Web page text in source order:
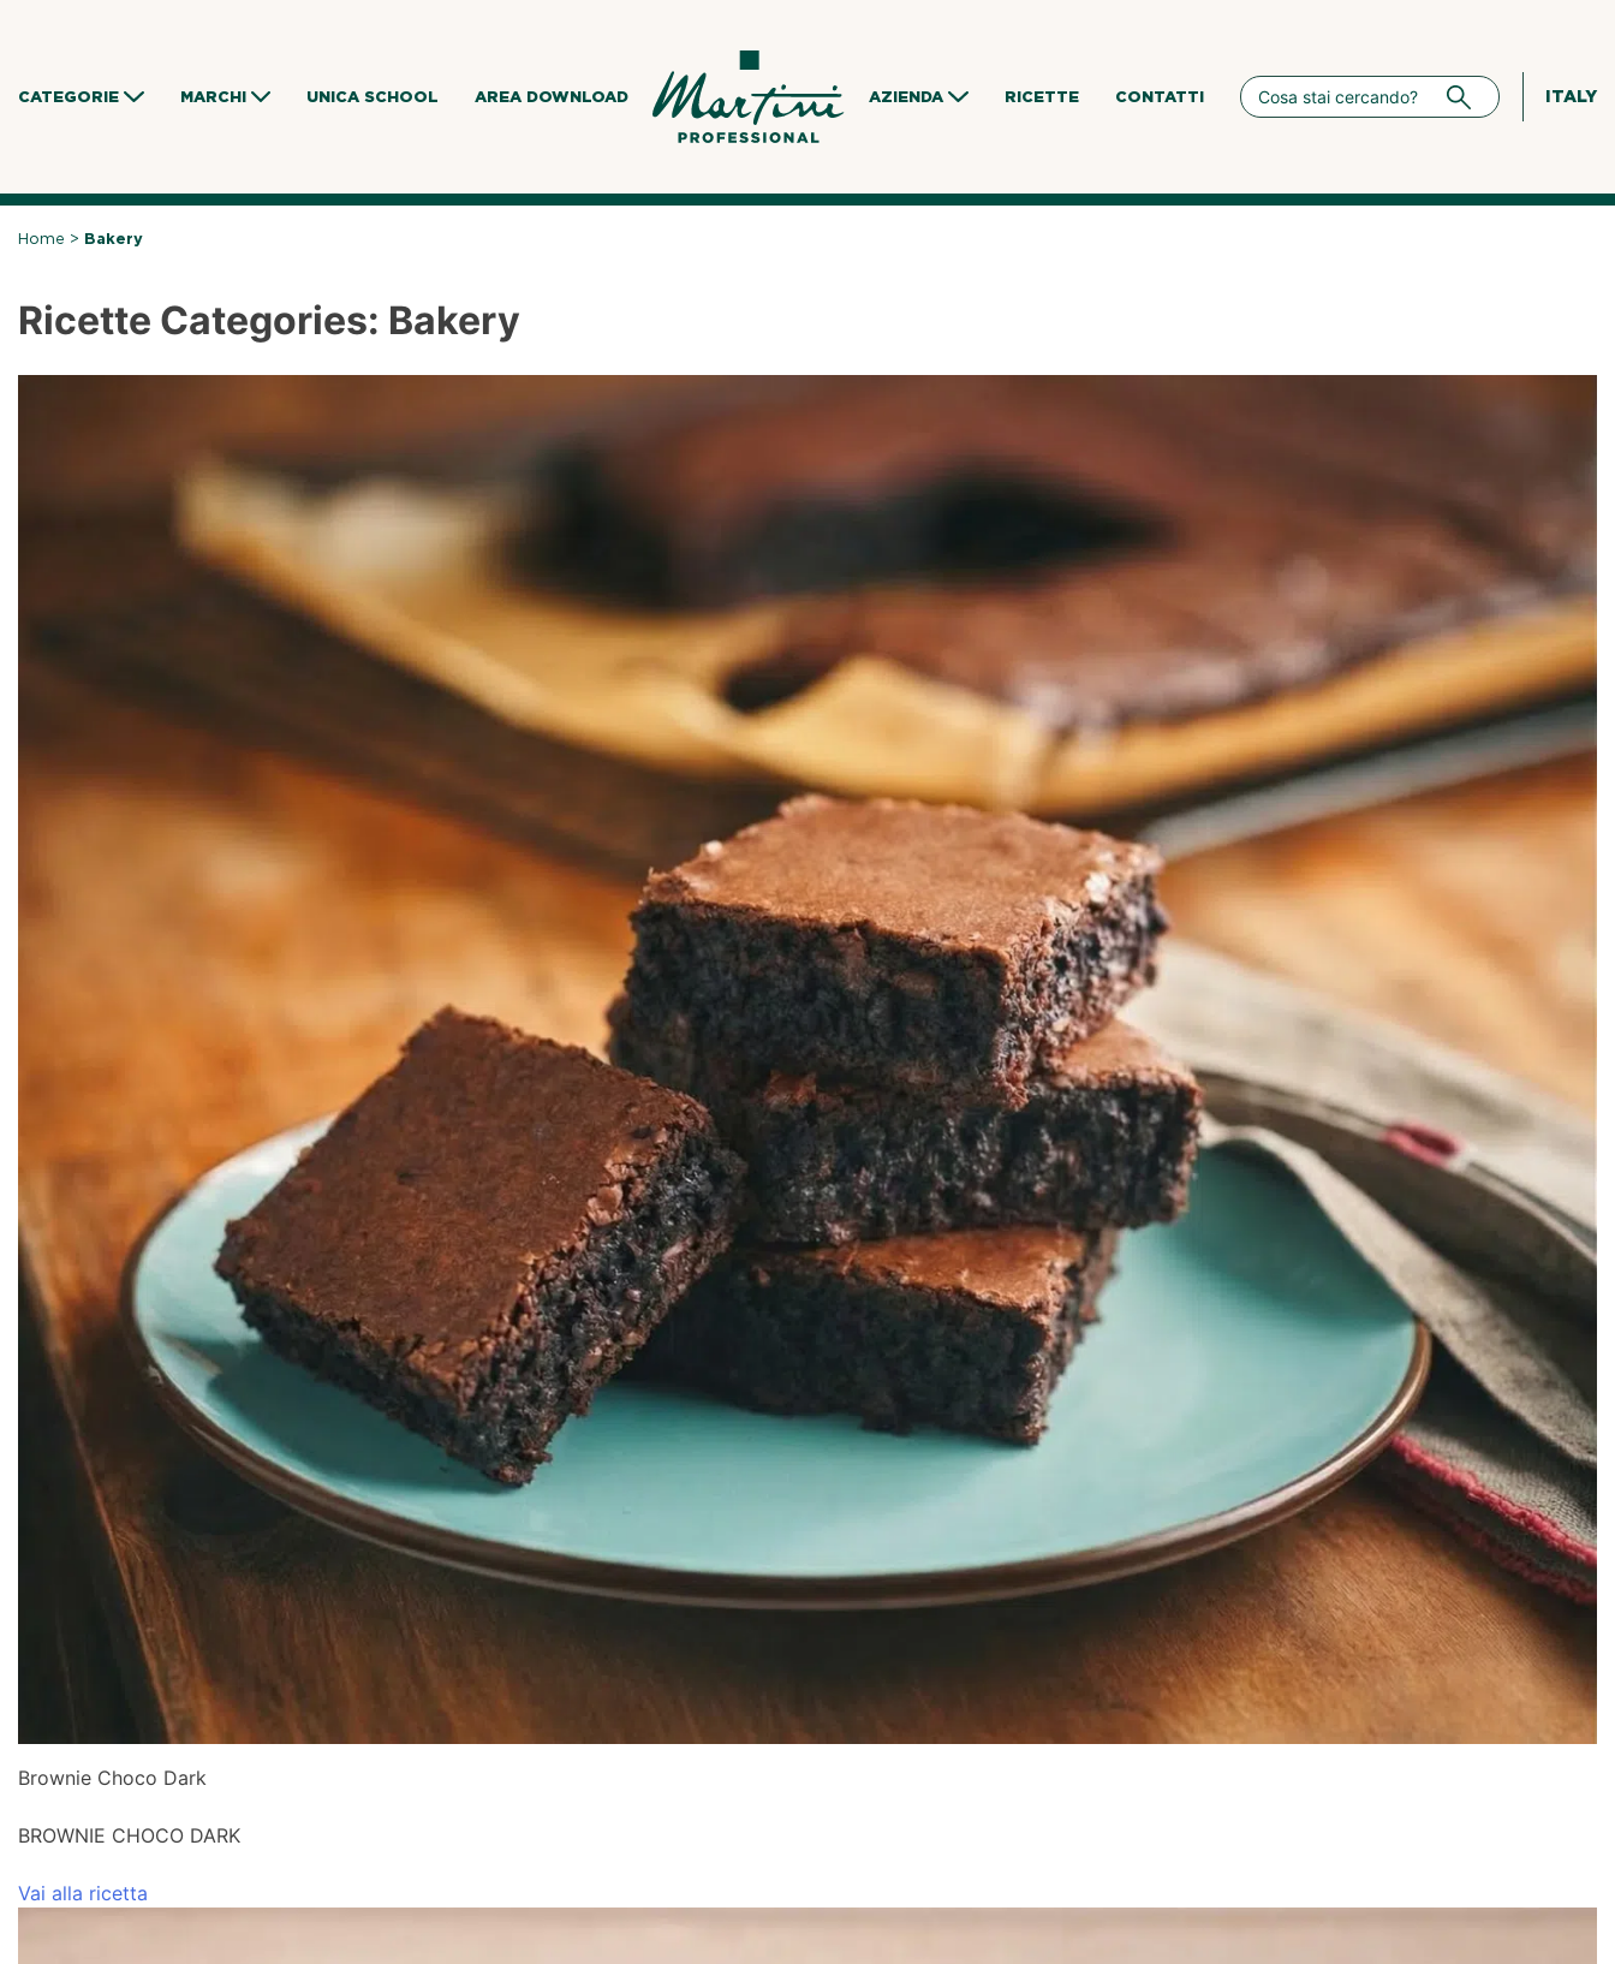
CATEGORIE MARCHI UNICA SCHOOL AREA DOWNLOAD AZIENDA RICETTE CONTATTI ITALY
Home > Bakery
Ricette Categories: Bakery
Brownie Choco Dark
BROWNIE CHOCO DARK
Vai alla ricetta